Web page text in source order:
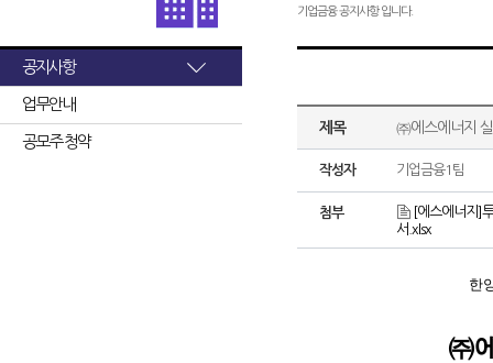
공지사항
업무안내
공모주 청약
기업금융 공지사항 입니다.
제목 ㈜에스에너지
작성자 기업금융1팀
첨부
[에스에너지]
서.xlsx
한
㈜